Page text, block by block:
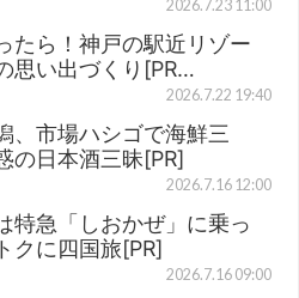
2026.7.23 11:00
たら！神戸の駅近リゾー
思い出づくり[PR…
2026.7.22 19:40
、市場ハシゴで海鮮三
の日本酒三昧[PR]
2026.7.16 12:00
特急「しおかぜ」に乗っ
クに四国旅[PR]
2026.7.16 09:00